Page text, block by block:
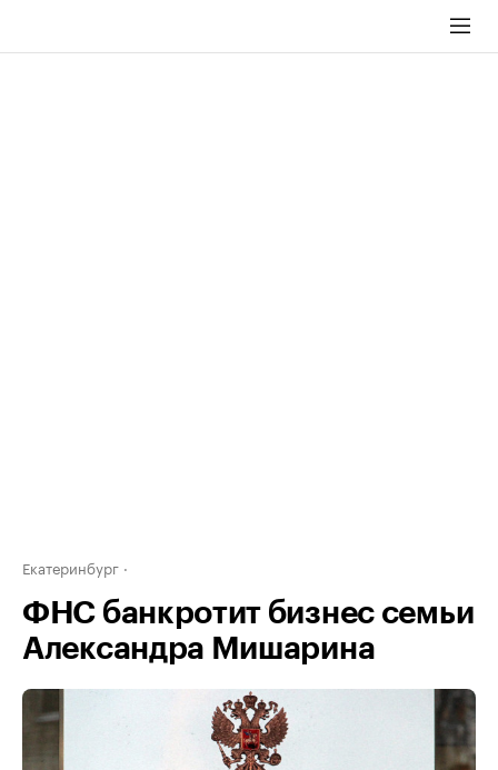
Екатеринбург
ФНС банкротит бизнес семьи
Александра Мишарина